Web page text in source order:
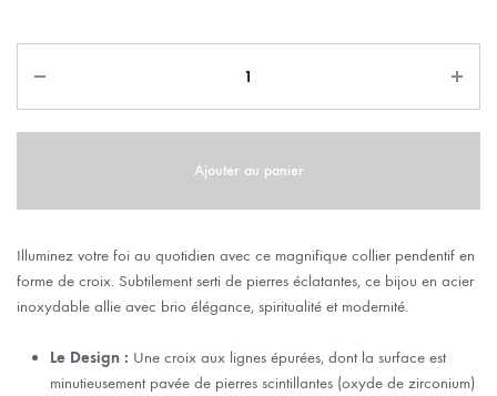
Ajouter au panier
Illuminez votre foi au quotidien avec ce magnifique collier pendentif en
forme de croix. Subtilement serti de pierres éclatantes, ce bijou en acier
inoxydable allie avec brio élégance, spiritualité et modernité.
Le Design : Une croix aux lignes épurées, dont la surface est
minutieusement pavée de pierres scintillantes (oxyde de zirconium)